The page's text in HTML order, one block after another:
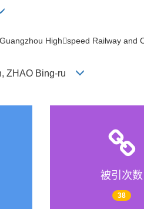
Highspeed Railway and
ZHAO Bing-ru
被引次数
38